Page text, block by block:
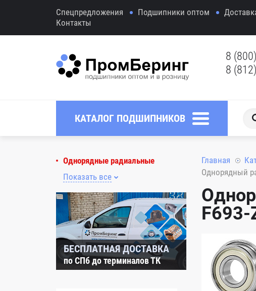
Спецпредложения Подшипники оптом
Контакты
8 (800)
8 (812)
КАТАЛОГ ПОДШИПНИКОВ
Однорядные радиальные
Показать все
БЕСПЛАТНАЯ ДОСТАВКА
по СПб до терминалов ТК
Главная
Однорядный
F693-